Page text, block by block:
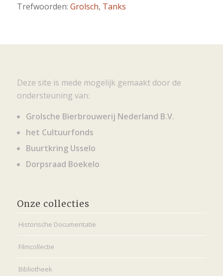
Trefwoorden: Grolsch, Tanks
Deze site is mede mogelijk gemaakt door de
ondersteuning van:
Grolsche Bierbrouwerij Nederland B.V.
het Cultuurfonds
Buurtkring Usselo
Dorpsraad Boekelo
Onze collecties
Historische Documentatie
Filmcollectie
Bibliotheek